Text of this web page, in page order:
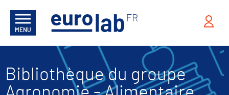
MENU
Bibliothèque du groupe